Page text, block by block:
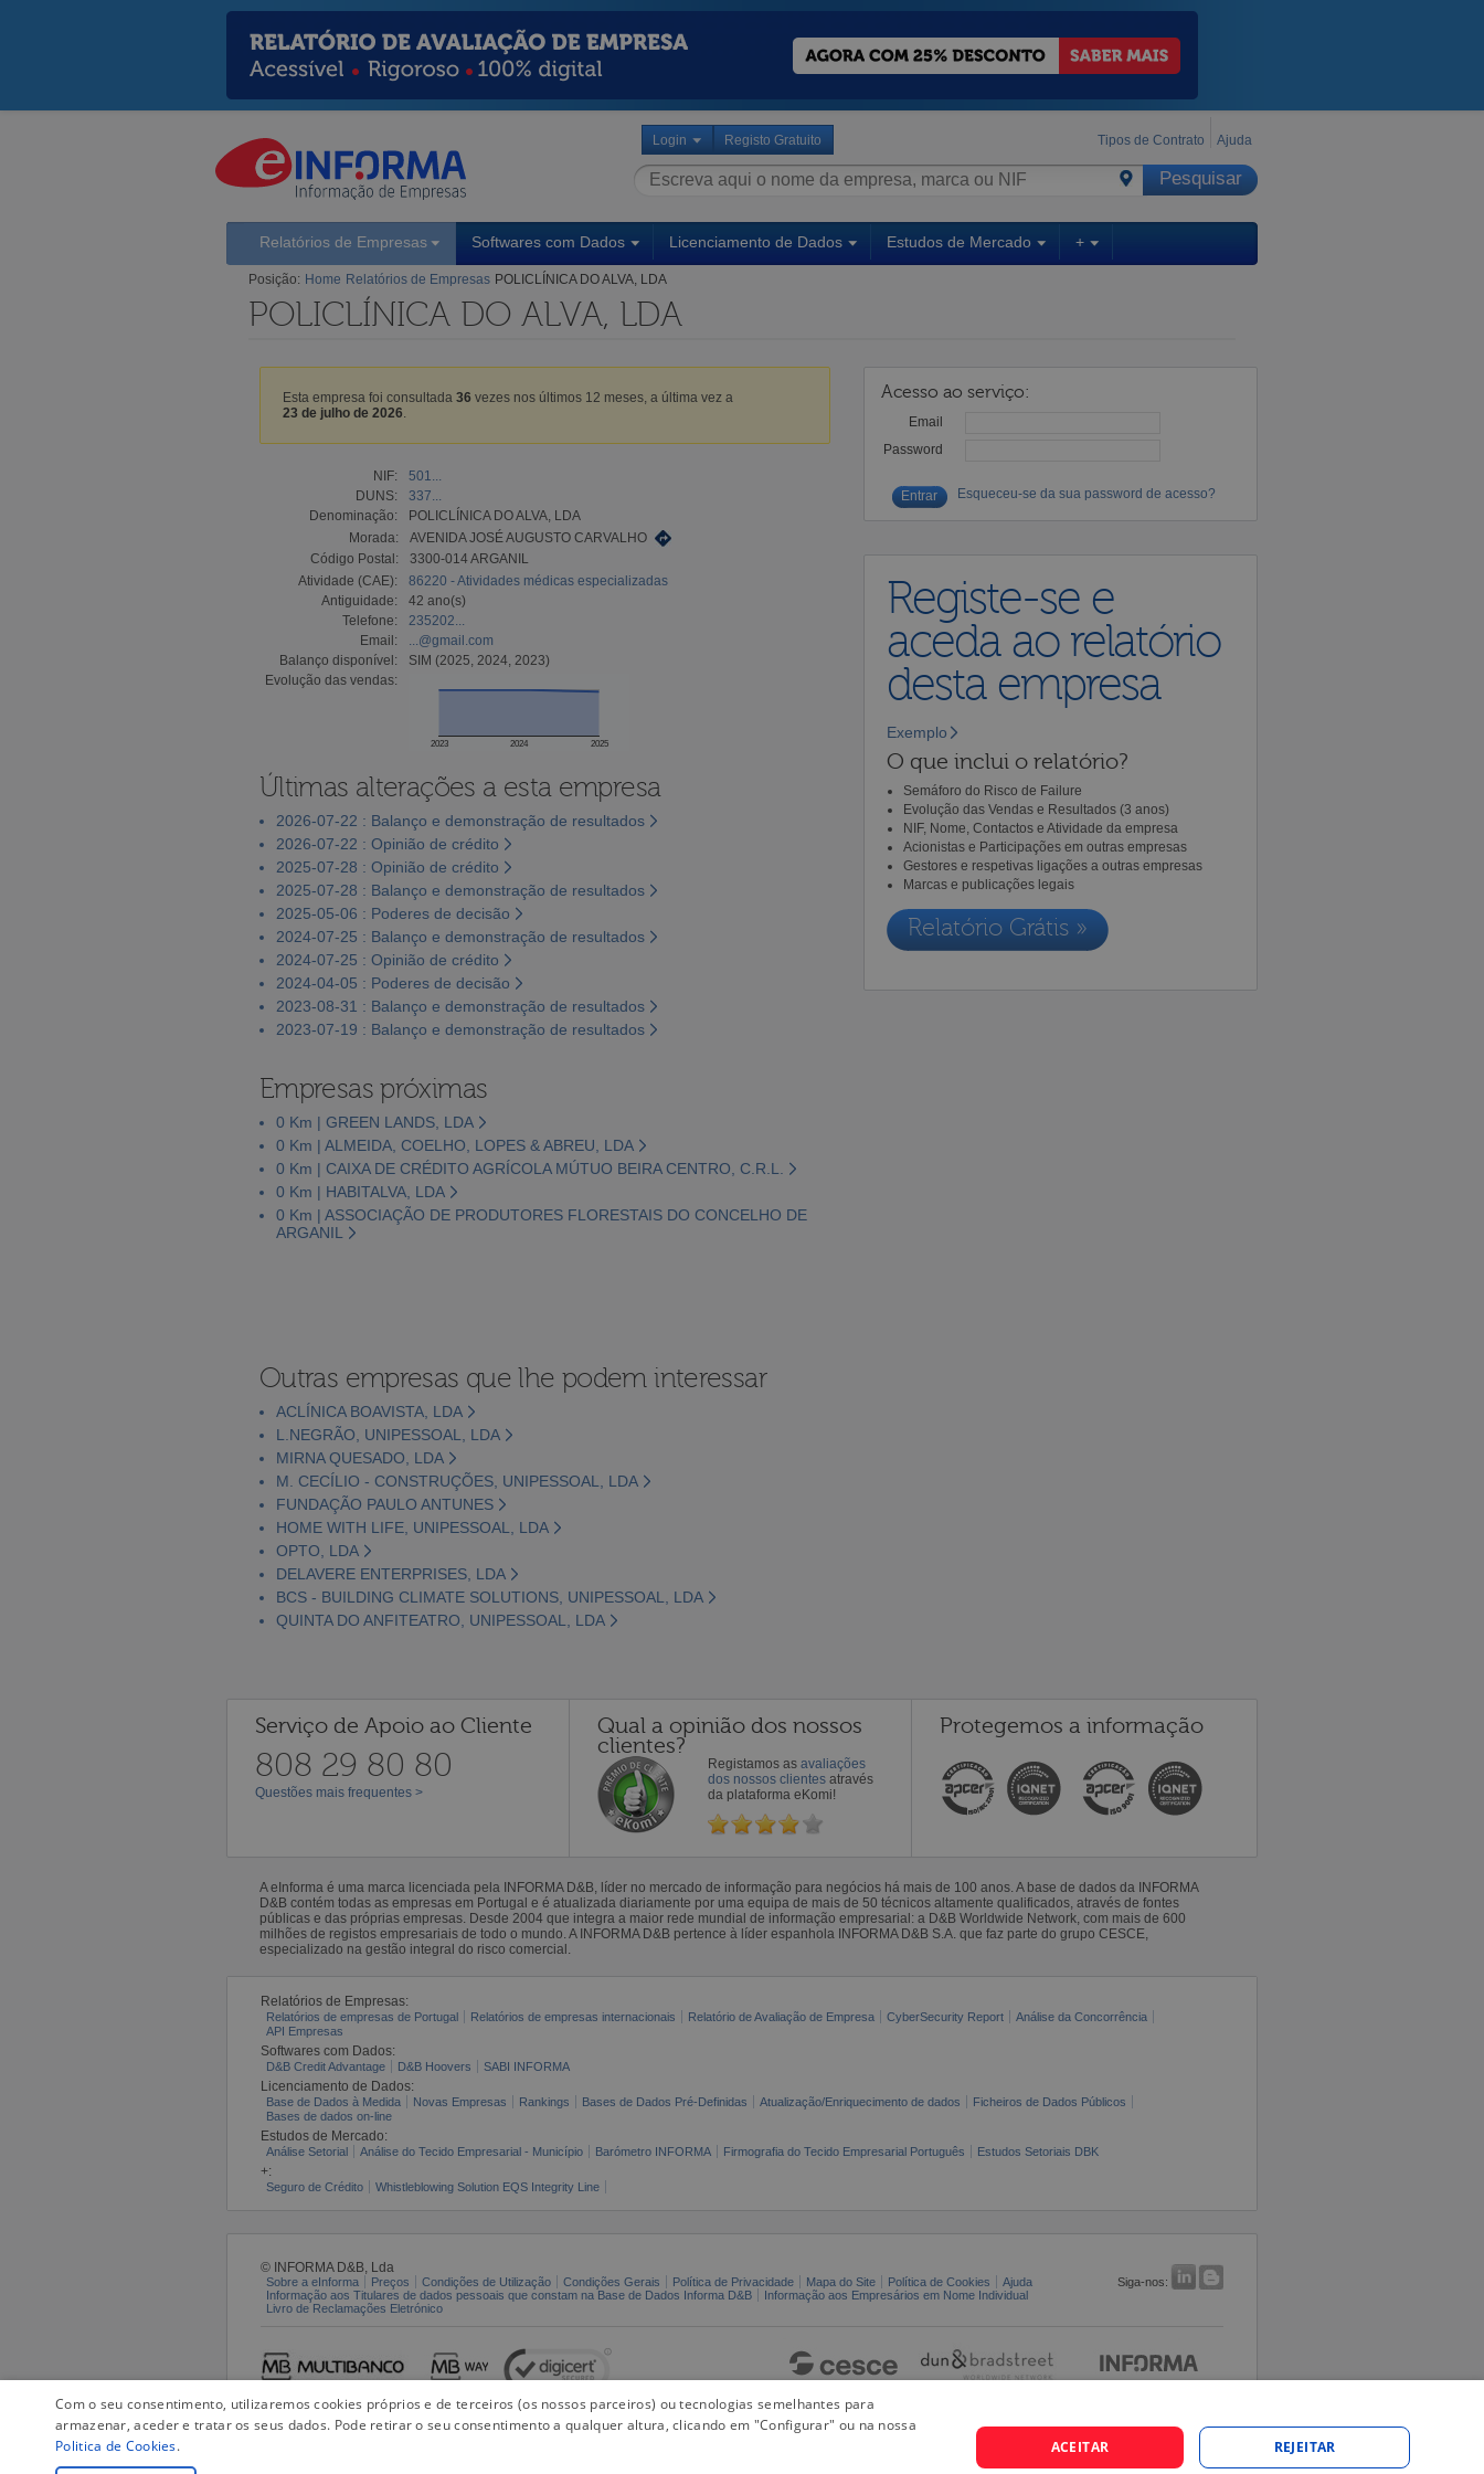
Login Registo Gratuito Tipos de Contrato Ajuda
Relatórios de Empresas Softwares com Dados Licenciamento de Dados Estudos de Mercado +
Posição: Home Relatórios de Empresas POLICLÍNICA DO ALVA, LDA
POLICLÍNICA DO ALVA, LDA
Esta empresa foi consultada 36 vezes nos últimos 12 meses, a última vez a
23 de julho de 2026
NIF:
501...
DUNS:
337...
Denominação:
POLICLÍNICA DO ALVA, LDA
Morada:
AVENIDA JOSÉ AUGUSTO CARVALHO
Código Postal:
3300-014 ARGANIL
Atividade (CAE):
86220 - Atividades médicas especializadas
Antiguidade:
42 ano(s)
Telefone:
235202...
Email:
...@gmail.com
Balanço disponível:
SIM (2025, 2024, 2023)
Evolução das vendas:
2023 2024 2025
Últimas alterações a esta empresa
2026-07-22 : Balanço e demonstração de resultados
2026-07-22 : Opinião de crédito
2025-07-28 : Opinião de crédito
2025-07-28 : Balanço e demonstração de resultados
2025-05-06 : Poderes de decisão
2024-07-25 : Balanço e demonstração de resultados
2024-07-25 : Opinião de crédito
2024-04-05 : Poderes de decisão
2023-08-31 : Balanço e demonstração de resultados
2023-07-19 : Balanço e demonstração de resultados
Empresas próximas
0 Km | GREEN LANDS, LDA
0 Km | ALMEIDA, COELHO, LOPES & ABREU, LDA
0 Km | CAIXA DE CRÉDITO AGRÍCOLA MÚTUO BEIRA CENTRO, C.R.L.
0 Km | HABITALVA, LDA
0 Km | ASSOCIAÇÃO DE PRODUTORES FLORESTAIS DO CONCELHO DE
ARGANIL
Acesso ao serviço:
Email
Password
Esqueceu-se da sua password de acesso?
Registe-se e
aceda ao relatório
desta empresa
Exemplo
O que inclui o relatório?
Semáforo do Risco de Failure
Evolução das Vendas e Resultados (3 anos)
NIF, Nome, Contactos e Atividade da empresa
Acionistas e Participações em outras empresas
Gestores e respetivas ligações a outras empresas
Marcas e publicações legais
Relatório Grátis »
Outras empresas que lhe podem interessar
ACLÍNICA BOAVISTA, LDA
L.NEGRÃO, UNIPESSOAL, LDA
MIRNA QUESADO, LDA
M. CECÍLIO - CONSTRUÇÕES, UNIPESSOAL, LDA
FUNDAÇÃO PAULO ANTUNES
HOME WITH LIFE, UNIPESSOAL, LDA
OPTO, LDA
DELAVERE ENTERPRISES, LDA
BCS - BUILDING CLIMATE SOLUTIONS, UNIPESSOAL, LDA
QUINTA DO ANFITEATRO, UNIPESSOAL, LDA
Serviço de Apoio ao Cliente
808 29 80 80
Questões mais frequentes >
Qual a opinião dos nossos
clientes?
Registamos as avaliações
dos nossos clientes através
da plataforma eKomi!
Protegemos a informação
A eInforma é uma marca licenciada pela INFORMA D&B, líder no mercado de informação para negócios há mais de 100 anos. A base de dados da INFORMA
D&B contém todas as empresas em Portugal e é atualizada diariamente por uma equipa de mais de 50 técnicos altamente qualificados, através de fontes
públicas e das próprias empresas. Desde 2004 que integra a maior rede mundial de informação empresarial: a D&B Worldwide Network, com mais de 600
milhões de registos empresariais de todo o mundo. A INFORMA D&B pertence à líder espanhola INFORMA D&B S.A. que faz parte do grupo CESCE,
especializado na gestão integral do risco comercial.
Relatórios de Empresas:
Relatórios de empresas de Portugal Relatórios de empresas internacionais Relatório de Avaliação de Empresa CyberSecurity Report
Análise da Concorrência
API Empresas
Softwares com Dados:
D&B Credit Advantage D&B Hoovers SABI INFORMA
Licenciamento de Dados:
Base de Dados à Medida Novas Empresas Rankings Bases de Dados Pré-Definidas Atualização/Enriquecimento de dados
Ficheiros de Dados Públicos
Bases de dados on-line
Estudos de Mercado:
Análise Setorial Análise do Tecido Empresarial - Município Barómetro INFORMA Firmografia do Tecido Empresarial Português Estudos Setoriais DBK
+:
Seguro de Crédito Whistleblowing Solution EQS Integrity Line
© INFORMA D&B, Lda
Sobre a eInforma Preços Condições de Utilização Condições Gerais Política de Privacidade Mapa do Site Política de Cookies Ajuda
Siga-nos:
Informação aos Titulares de dados pessoais que constam na Base de Dados Informa D&B
Informação aos Empresários em Nome Individual
Livro de Reclamações Eletrónico
Com o seu consentimento, utilizaremos cookies próprios e de terceiros (os nossos parceiros) ou tecnologias semelhantes para
armazenar, aceder e tratar os seus dados. Pode retirar o seu consentimento a qualquer altura, clicando em "Configurar" ou na nossa
Politica de Cookies. ACEITAR REJEITAR